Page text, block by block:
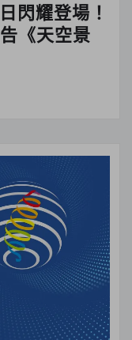
閃耀登場！
《天空景